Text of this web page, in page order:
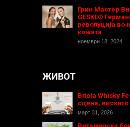
Грин Мастер Ви
GESKE®
револуција во
кожата
ноември 18, 2024
ЖИВОТ
Bitola Whisky
сцена,
март 31, 2026